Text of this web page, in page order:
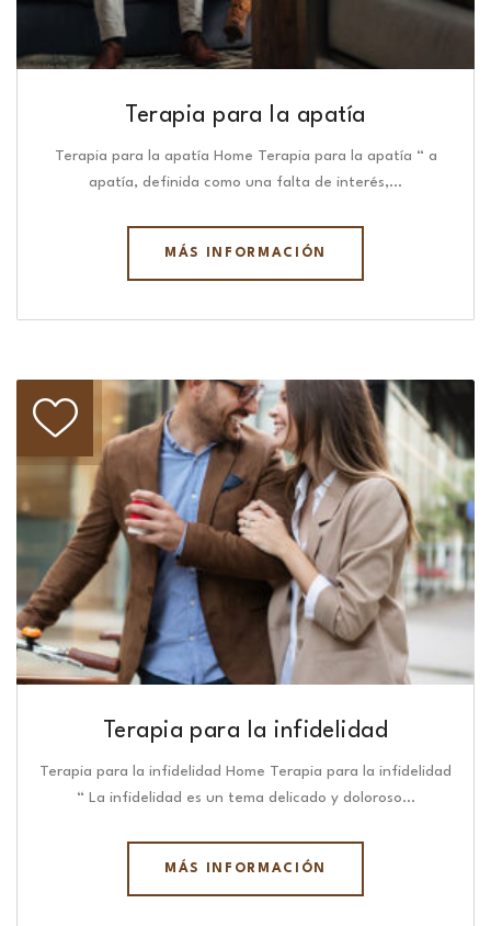
Terapia para la apatía
Terapia para la apatía Home Terapia para la apatía “ a
apatía, definida como una falta de interés,…
MÁS INFORMACIÓN
Terapia para la infidelidad
Terapia para la infidelidad Home Terapia para la infidelidad
“ La infidelidad es un tema delicado y doloroso…
MÁS INFORMACIÓN